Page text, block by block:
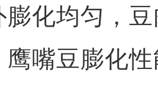
膨化均匀，
鹰嘴豆膨化